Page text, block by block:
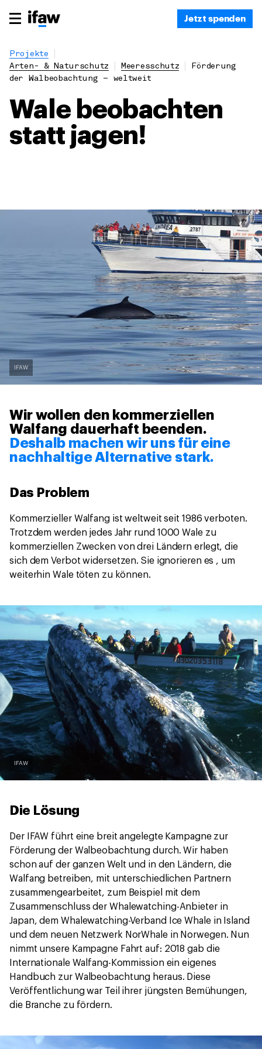
Jetzt spenden
Projekte
Arten- & Naturschutz
Meeresschutz
Förderung
der Walbeobachtung – weltweit
Wale beobachten
statt jagen!
IFAW
Wir wollen den kommerziellen
Walfang dauerhaft beenden.
Deshalb machen wir uns für eine
nachhaltige Alternative stark.
Das Problem
Kommerzieller Walfang ist weltweit seit 1986 verboten.
Trotzdem werden jedes Jahr rund 1000 Wale zu
kommerziellen Zwecken von drei Ländern erlegt, die
sich dem Verbot widersetzen. Sie ignorieren es , um
weiterhin Wale töten zu können.
IFAW
Die Lösung
Der IFAW führt eine breit angelegte Kampagne zur
Förderung der Walbeobachtung durch. Wir haben
schon auf der ganzen Welt und in den Ländern, die
Walfang betreiben, mit unterschiedlichen Partnern
zusammengearbeitet, zum Beispiel mit dem
Zusammenschluss der Whalewatching-Anbieter in
Japan, dem Whalewatching-Verband Ice Whale in Island
und dem neuen Netzwerk NorWhale in Norwegen. Nun
nimmt unsere Kampagne Fahrt auf: 2018 gab die
Internationale Walfang-Kommission ein eigenes
Handbuch zur Walbeobachtung heraus. Diese
Veröffentlichung war Teil ihrer jüngsten Bemühungen,
die Branche zu fördern.